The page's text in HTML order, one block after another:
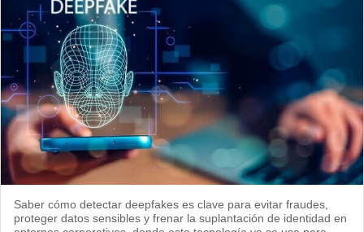
Saber cómo detectar deepfakes es clave para evitar fraudes,
proteger datos sensibles y frenar la suplantación de identidad en